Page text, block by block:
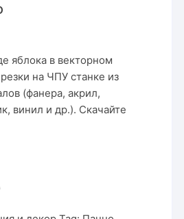
яблока в векторном
на ЧПУ станке из
(фанера, акрил,
винил и др.). Скачайте